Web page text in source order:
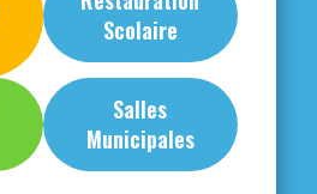
Scolaire
Salles
Municipales